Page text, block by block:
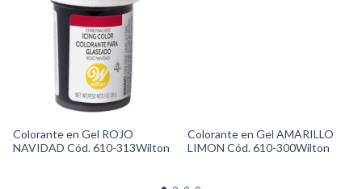
Colorante en Gel ROJO
NAVIDAD Cód. 610-313Wilton
Colorante en Gel AMARILLO
LIMON Cód. 610-300Wilton